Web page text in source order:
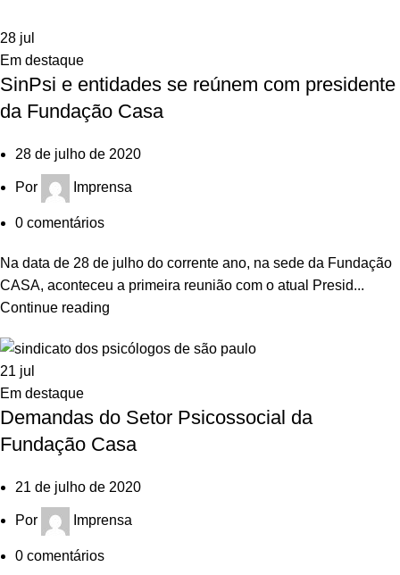
28 jul
Em destaque
SinPsi e entidades se reúnem com presidente
da Fundação Casa
28 de julho de 2020
Por Imprensa
0 comentários
Na data de 28 de julho do corrente ano, na sede da Fundação
CASA, aconteceu a primeira reunião com o atual Presid...
Continue reading
21 jul
Em destaque
Demandas do Setor Psicossocial da
Fundação Casa
21 de julho de 2020
Por Imprensa
0 comentários